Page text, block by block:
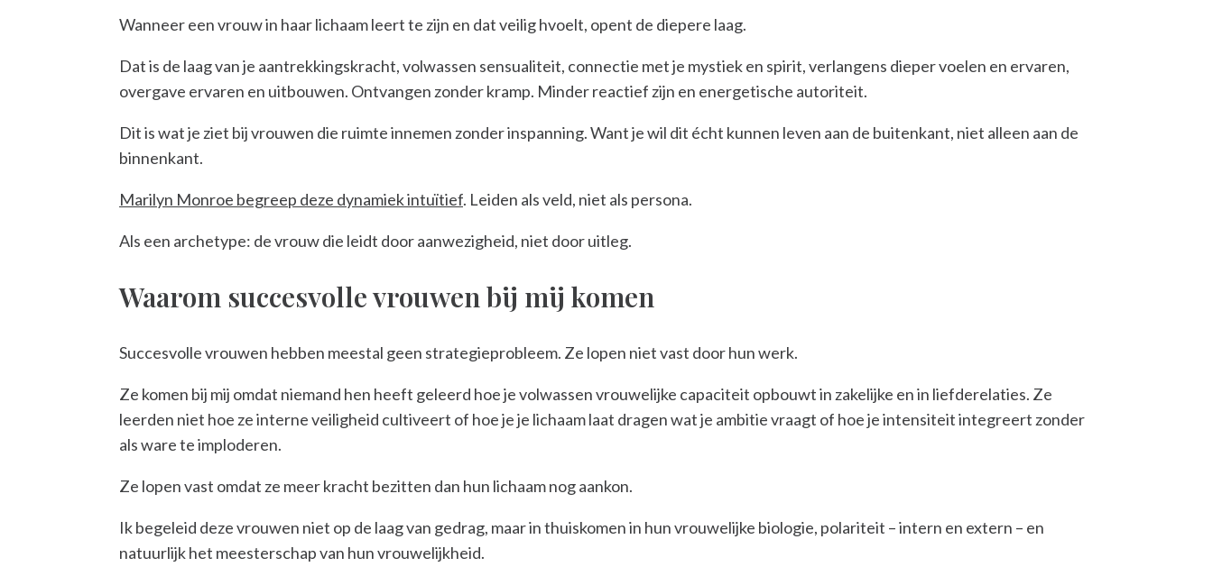
Wanneer een vrouw in haar lichaam leert te zijn en dat veilig hvoelt, opent de diepere laag.
Dat is de laag van je aantrekkingskracht, volwassen sensualiteit, connectie met je mystiek en spirit, verlangens dieper voelen en ervaren,
overgave ervaren en uitbouwen. Ontvangen zonder kramp. Minder reactief zijn en energetische autoriteit.
Dit is wat je ziet bij vrouwen die ruimte innemen zonder inspanning. Want je wil dit écht kunnen leven aan de buitenkant, niet alleen aan de
binnenkant.
Marilyn Monroe begreep deze dynamiek intuïtief. Leiden als veld, niet als persona.
Als een archetype: de vrouw die leidt door aanwezigheid, niet door uitleg.
Waarom succesvolle vrouwen bij mij komen
Succesvolle vrouwen hebben meestal geen strategieprobleem. Ze lopen niet vast door hun werk.
Ze komen bij mij omdat niemand hen heeft geleerd hoe je volwassen vrouwelijke capaciteit opbouwt in zakelijke en in liefderelaties. Ze
leerden niet hoe ze interne veiligheid cultiveert of hoe je je lichaam laat dragen wat je ambitie vraagt of hoe je intensiteit integreert zonder
als ware te imploderen.
Ze lopen vast omdat ze meer kracht bezitten dan hun lichaam nog aankon.
Ik begeleid deze vrouwen niet op de laag van gedrag, maar in thuiskomen in hun vrouwelijke biologie, polariteit – intern en extern – en
natuurlijk het meesterschap van hun vrouwelijkheid.